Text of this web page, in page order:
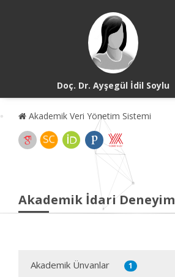
Doç. Dr. Ayşegül İdil Soylu
Akademik Veri Yönetim Sistemi
Akademik İdari Deneyim
Akademik Ünvanlar 1